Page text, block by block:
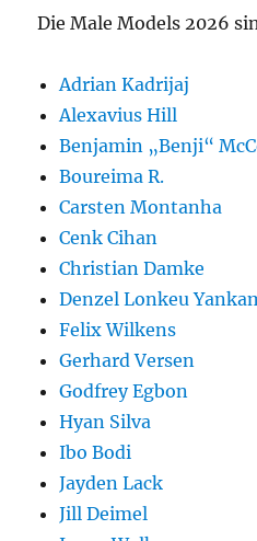
Die Male Models 2026
Adrian Kadrijaj
Alexavius Hill
Benjamin „Benji“
Boureima R.
Carsten Montanha
Cenk Cihan
Christian Damke
Denzel Lonkeu
Felix Wilkens
Gerhard Versen
Godfrey Egbon
Hyan Silva
Ibo Bodi
Jayden Lack
Jill Deimel